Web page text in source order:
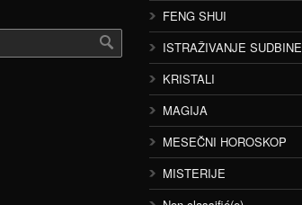
FENG SHUI
ISTRAŽIVANJE SUDBINE
KRISTALI
MAGIJA
MESEČNI HOROSKOP
MISTERIJE